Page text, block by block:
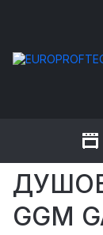
EUROPROFTECH
GGM